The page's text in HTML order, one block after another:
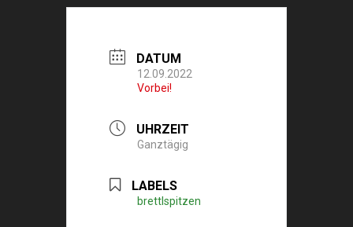
DATUM
12.09.2022
Vorbei!
UHRZEIT
Ganztägig
LABELS
brettlspitzen